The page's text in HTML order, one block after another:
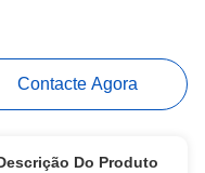
Contacte Agora
Do Produto